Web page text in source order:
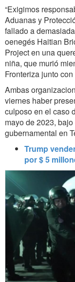
“Exigimos
Aduanas y
fallado a
oenegés Haitian
Project en una
niña, que murió
Fronteriza junto
Ambas
viernes haber
culposo en el caso
mayo de 2023,
gubernamental en
Trump
por $ 5